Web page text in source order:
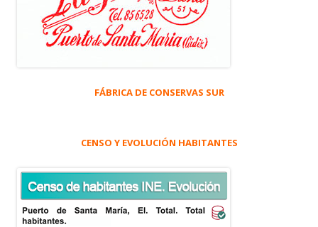
FÁBRICA DE CONSERVAS SUR
CENSO Y EVOLUCIÓN HABITANTES